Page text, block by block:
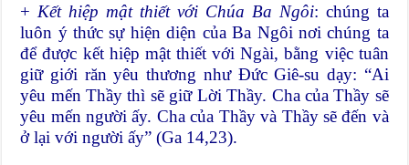
+ Kết hiệp mật thiết với Chúa Ba Ngôi: chúng ta
luôn ý thức sự hiện diện của Ba Ngôi nơi chúng ta
để được kết hiệp mật thiết với Ngài, bằng việc tuân
giữ giới răn yêu thương như Đức Giê-su dạy: “Ai
yêu mến Thầy thì sẽ giữ Lời Thầy. Cha của Thầy sẽ
yêu mến người ấy. Cha của Thầy và Thầy sẽ đến và
ở lại với người ấy” (Ga 14,23).